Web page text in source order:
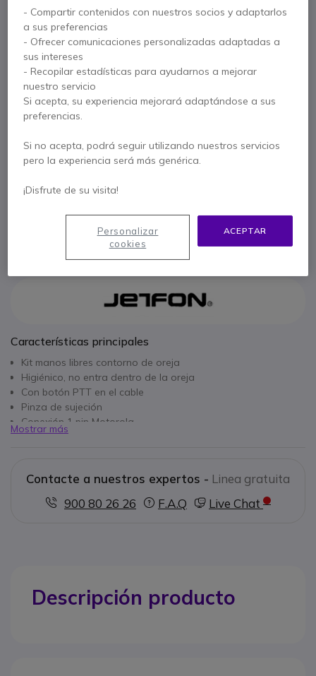
Ref. del producto: PIPRO1708 // Ref. fabricante: PRO1708
Kit manos libres higiénico para walkie talkies con
conexión Motorola 1 pin
5 de 1 Reseñas
17,95 €
Cantidad
PRESUPUESTO EN 4 H
No está disponible
Paga en 3 pagos de7,24 € Mostrar más
Características principales
Kit manos libres contorno de oreja
Higiénico, no entra dentro de la oreja
Con botón PTT en el cable
Pinza de sujeción
Conexión 1 pin Motorola
Mostrar más
Contacte a nuestros expertos - Linea gratuita
900 80 26 26
F.A.Q Live Chat
Descripción producto
- Compartir contenidos con nuestros socios y adaptarlos
a sus preferencias
- Ofrecer comunicaciones personalizadas adaptadas a
sus intereses
- Recopilar estadísticas para ayudarnos a mejorar
nuestro servicio
Si acepta, su experiencia mejorará adaptándose a sus
preferencias.
Si no acepta, podrá seguir utilizando nuestros servicios
pero la experiencia será más genérica.
¡Disfrute de su visita!
ACEPTAR
Personalizar
cookies